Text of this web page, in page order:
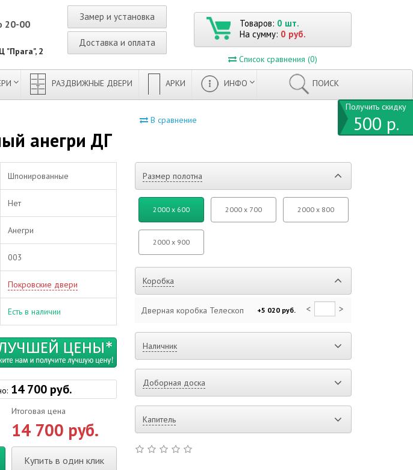
20-00
"Прага", 2
Замер и установка
Доставка и оплата
Товаров: 0 шт.
На сумму: 0 руб.
Список сравнения (0)
РАЗДВИЖНЫЕ ДВЕРИ АРКИ ИНФО ПОИСК
В сравнение
анегри ДГ
Шпонированные
Нет
Анегри
003
Покровские двери
Есть в наличии
14 700 руб.
Итоговая цена
14 700 руб.
Купить в один клик
Размер полотна
2000 x 600 2000 x 700 2000 x 800
2000 x 900
Коробка
Дверная коробка Телескоп +5 020 руб. < >
Наличник
Доборная доска
Капитель
Получить скидку
500 р.